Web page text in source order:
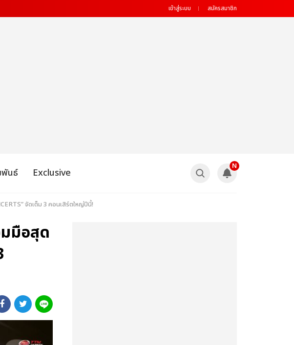
เข้าสู่ระบบ สมัครสมาชิก
พันธ์ Exclusive
N
จัดเต็ม 3 คอนเสิร์ตใหญ่ปีนี้!
มือสุด